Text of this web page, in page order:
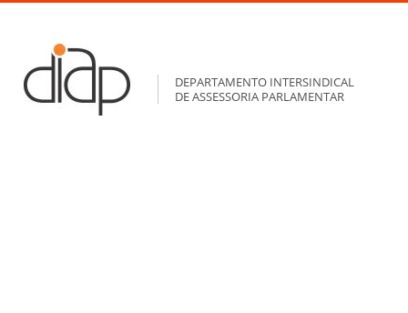
DEPARTAMENTO INTERSINDICAL
DE ASSESSORIA PARLAMENTAR